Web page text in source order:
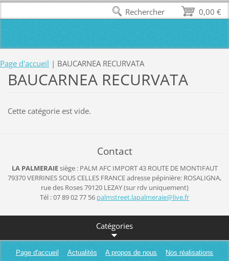
Page d'accueil | BAUCARNEA RECURVATA
BAUCARNEA RECURVATA
Cette catégorie est vide.
Contact
LA PALMERAIEsiège : PALM AFC IMPORT43 ROUTE DE MONTIFAUT
79370 VERRINES SOUS CELLES FRANCEadresse pépinière: ROSALIGNA,
rue des Roses 79120 LEZAY (sur rdv uniquement)
Tél : 07 89 02 77 56 palmstreet.lapalmeraie@live.fr
Catégories
Page d'accueil Actualités A propos de nous
Nos réalisations
0,00 €
Rechercher